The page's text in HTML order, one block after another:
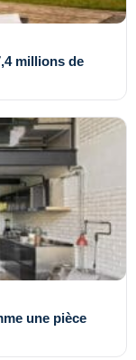
millions de
une pièce